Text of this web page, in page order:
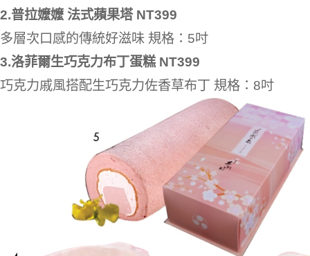
2.普拉嬤嬤 法式蘋果塔 NT399
多層次口感的傳統好滋味 規格：5吋
3.洛菲爾生巧克力布丁蛋糕 NT399
巧克力戚風搭配生巧克力佐香草布丁 規格：8吋